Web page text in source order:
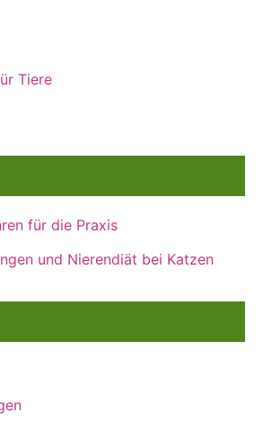
Tiere
für die Praxis
und Nierendiät bei Katzen